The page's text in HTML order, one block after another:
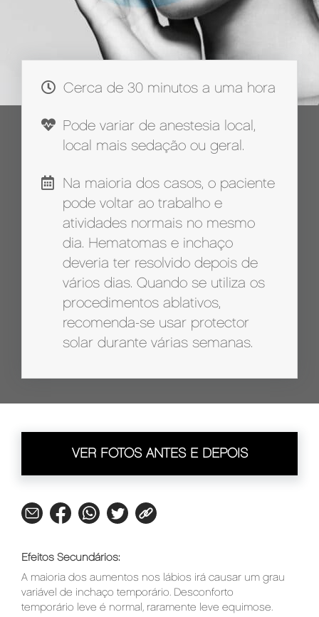
Cerca de 30 minutos a uma hora
Pode variar de anestesia local,
local mais sedação ou geral.
Na maioria dos casos, o paciente
pode voltar ao trabalho e
atividades normais no mesmo
dia. Hematomas e inchaço
deveria ter resolvido depois de
vários dias. Quando se utiliza os
procedimentos ablativos,
recomenda-se usar protector
solar durante várias semanas.
VER FOTOS ANTES E DEPOIS
Efeitos Secundários:
A maioria dos aumentos nos lábios irá causar um grau
variável de inchaço temporário. Desconforto
temporário leve é normal, raramente leve equimose.